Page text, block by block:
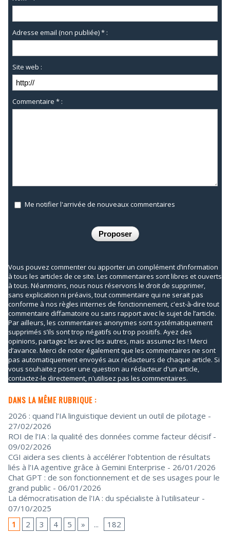
Adresse email (non publiée) * :
Site web :
Commentaire * :
Me notifier l'arrivée de nouveaux commentaires
Vous pouvez commenter ou apporter un complément d’information
à tous les articles de ce site. Les commentaires sont libres et ouverts
à tous. Néanmoins, nous nous réservons le droit de supprimer,
sans explication ni préavis, tout commentaire qui ne serait pas
conforme à nos règles internes de fonctionnement, c'est-à-dire tout
commentaire diffamatoire ou sans rapport avec le sujet de l’article.
Par ailleurs, les commentaires anonymes sont systématiquement
supprimés s’ils sont trop négatifs ou trop positifs. Ayez des
opinions, partagez les avec les autres, mais assumez les ! Merci
d’avance. Merci de noter également que les commentaires ne sont
pas automatiquement envoyés aux rédacteurs de chaque article. Si
vous souhaitez poser une question au rédacteur d'un article,
contactez-le directement, n'utilisez pas les commentaires.
DANS LA MÊME RUBRIQUE :
2026 : quand l’IA linguistique devient un outil de pilotage -
27/02/2026
ROI de l’IA : la qualité des données comme facteur décisif -
09/02/2026
CGI aidera ses clients à accélérer l’obtention de résultats
liés à l’IA agentive grâce à Gemini Enterprise - 26/01/2026
Chat GPT : de son fonctionnement et de ses usages pour le
grand public - 06/01/2026
La démocratisation de l'IA : du spécialiste à l'utilisateur -
07/10/2025
1
2 3 4 5 » ... 182